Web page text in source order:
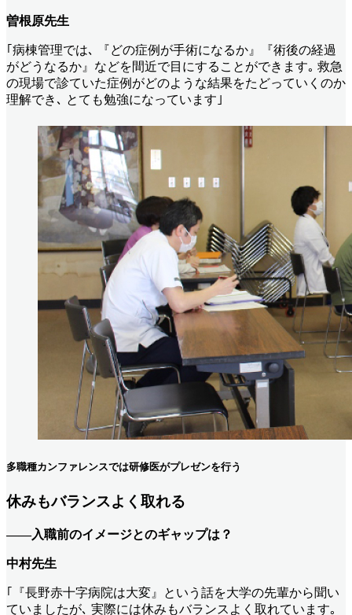
曽根原先生
｢病棟管理では､ 『どの症例が手術になるか』『術後の経過
がどうなるか』などを間近で目にすることができます｡ 救急
の現場で診ていた症例がどのような結果をたどっていくのか
理解でき､ とても勉強になっています｣
多職種カンファレンスでは研修医がプレゼンを行う
休みもバランスよく取れる
――入職前のイメージとのギャップは？
中村先生
｢『長野赤十字病院は大変』という話を大学の先輩から聞い
ていましたが､ 実際には休みもバランスよく取れています｡